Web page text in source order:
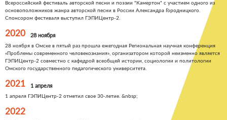
Всероссийский фестиваль авторской песни и поэзии "Камертон" с участием одного из
основоположников жанра авторской песни в России Александра Городницкого.
Спонсором фестиваля выступил ГЭПИЦентр-2.
2020 28 ноября
28 ноября в Омске в пятый раз прошла ежегодная Региональная научная конференция
«Проблемы современного человекознания», организатором которой неизменно является
ГЭПИЦентр-2 совместно с кафедрой всеобщей истории, социологии и политологии
Омского государственного педагогического университета.
2021 1 апреля
1 апреля ГЭПИЦентр-2 отметил свое 30-летие. &nbsp;
2022